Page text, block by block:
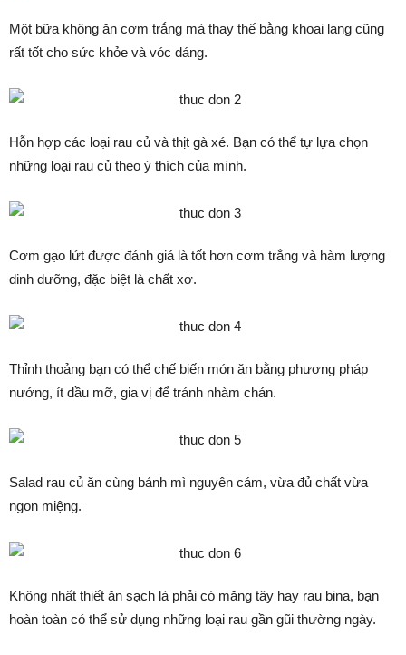
Một bữa không ăn cơm trắng mà thay thế bằng khoai lang cũng
rất tốt cho sức khỏe và vóc dáng.
Hỗn hợp các loại rau củ và thịt gà xé. Bạn có thể tự lựa chọn
những loại rau củ theo ý thích của mình.
Cơm gạo lứt được đánh giá là tốt hơn cơm trắng và hàm lượng
dinh dưỡng, đặc biệt là chất xơ.
Thỉnh thoảng bạn có thể chế biến món ăn bằng phương pháp
nướng, ít dầu mỡ, gia vị để tránh nhàm chán.
Salad rau củ ăn cùng bánh mì nguyên cám, vừa đủ chất vừa
ngon miệng.
Không nhất thiết ăn sạch là phải có măng tây hay rau bina, bạn
hoàn toàn có thể sử dụng những loại rau gần gũi thường ngày.